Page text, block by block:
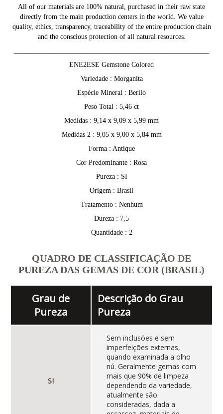
All of our materials are 100% natural, purchased in their raw state
directly from the main production centers in the world. We value
quality, ethics, transparency, traceability of the entire production chain
and the conscious protection of all natural resources.
ENE2ESE Gemstone Colored
Variedade : Morganita
Espécie Mineral : Berilo
Peso Total : 5,46 ct
Medidas : 9,14 x 9,09 x 5,99 mm
Medidas 2 : 9,05 x 9,00 x 5,84 mm
Forma : Antique
Cor Predominante : Rosa
Pureza : SI
Origem : Brasil
Tratamento : Nenhum
Dureza : 7,5
Quantidade : 2
QUADRO DE CLASSIFICAÇÃO DE
PUREZA DAS GEMAS DE COR (BRASIL)
Grau de
Pureza
Descrição do Grau
Pureza
SI
Sem inclusões e sem
imperfeições externas,
quando examinada a olho
nú. Geralmente gemas com
mais que 90% de limpeza
dependendo da variedade,
atualmente são
consideradas, dada a